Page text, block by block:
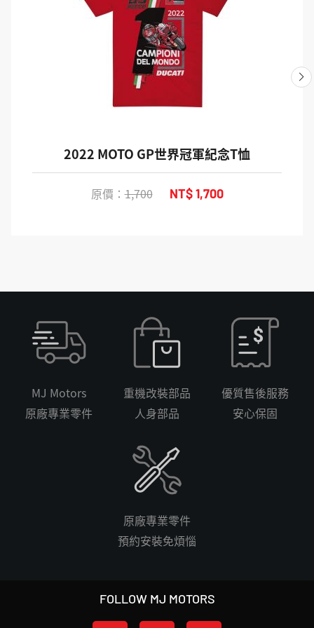
2022 MOTO GP世界冠軍紀念T恤
原價：1,700 NT$ 1,700
MJ Motors
原廠專業零件
重機改裝部品
人身部品
優質售後服務
安心保固
原廠專業零件
預約安裝免煩惱
FOLLOW MJ MOTORS